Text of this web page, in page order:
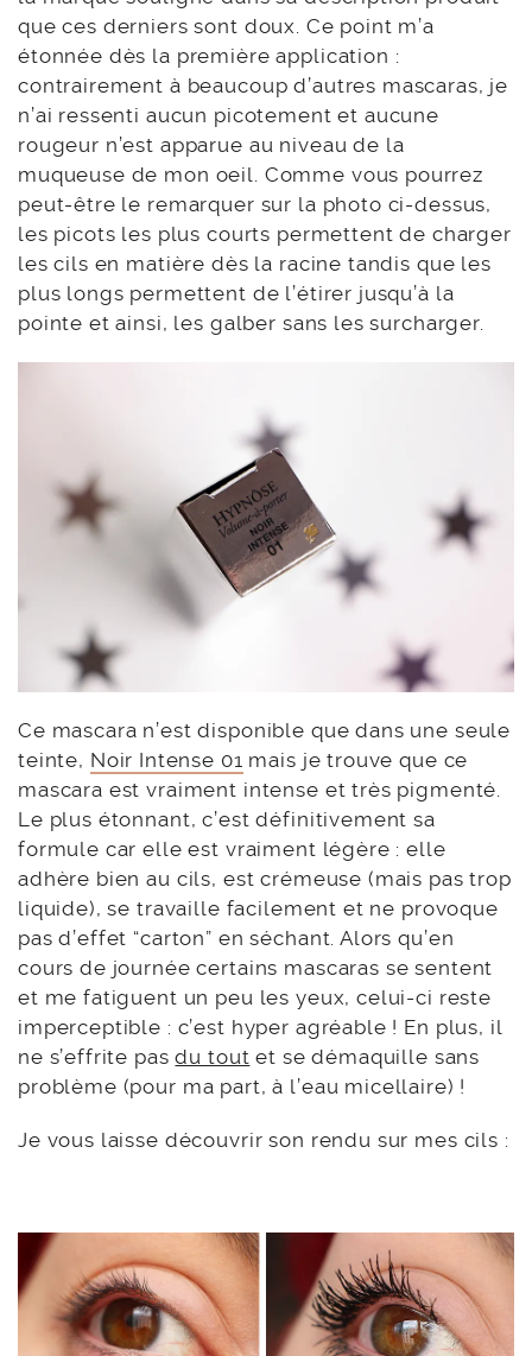
que ces derniers sont doux. Ce point m’a
étonnée dès la première application :
contrairement à beaucoup d’autres mascaras, je
n’ai ressenti aucun picotement et aucune
rougeur n’est apparue au niveau de la
muqueuse de mon oeil. Comme vous pourrez
peut-être le remarquer sur la photo ci-dessus,
les picots les plus courts permettent de charger
les cils en matière dès la racine tandis que les
plus longs permettent de l’étirer jusqu’à la
pointe et ainsi, les galber sans les surcharger.
Ce mascara n’est disponible que dans une seule
teinte, Noir Intense 01 mais je trouve que ce
mascara est vraiment intense et très pigmenté.
Le plus étonnant, c’est définitivement sa
formule car elle est vraiment légère : elle
adhère bien au cils, est crémeuse (mais pas trop
liquide), se travaille facilement et ne provoque
pas d’effet “carton” en séchant. Alors qu’en
cours de journée certains mascaras se sentent
et me fatiguent un peu les yeux, celui-ci reste
imperceptible : c’est hyper agréable ! En plus, il
ne s’effrite pasdu tout et se démaquille sans
problème (pour ma part, à l’eau micellaire) !
Je vous laisse découvrir son rendu sur mes cils :